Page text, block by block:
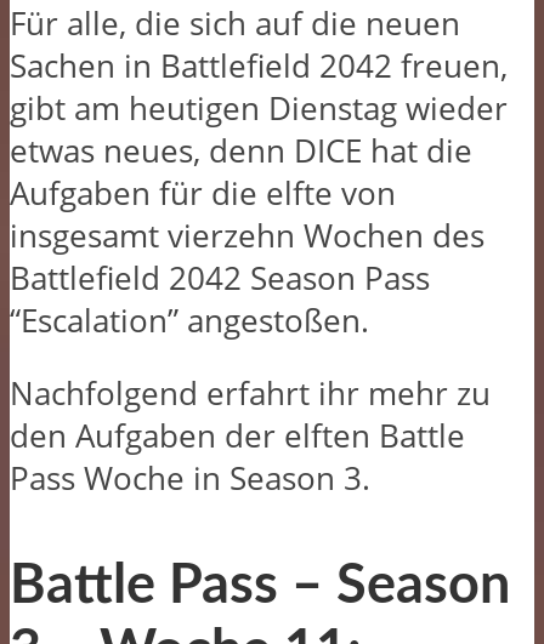
Für alle, die sich auf die neuen
Sachen in Battlefield 2042 freuen,
gibt am heutigen Dienstag wieder
etwas neues, denn DICE hat die
Aufgaben für die elfte von
insgesamt vierzehn Wochen des
Battlefield 2042 Season Pass
“Escalation” angestoßen.
Nachfolgend erfahrt ihr mehr zu
den Aufgaben der elften Battle
Pass Woche in Season 3.
Battle Pass – Season